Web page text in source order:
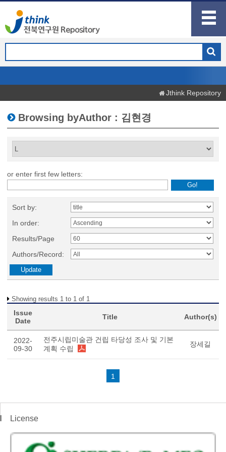
Jthink Repository
Browsing byAuthor : 김현경
or enter first few letters:
Sort by:
In order:
Results/Page
Authors/Record:
Showing results 1 to 1 of 1
Issue
Date
Title Author(s)
2022-
09-30
전주시립미술관 건립 타당성 조사 및 기본
계획 수립
장세길
1
License